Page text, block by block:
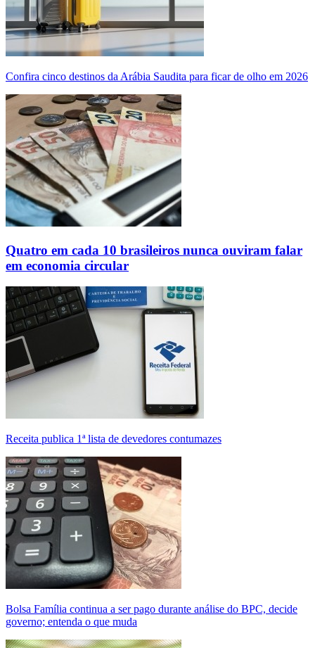
Confira cinco destinos da Arábia Saudita para ficar de olho em 2026
Quatro em cada 10 brasileiros nunca ouviram falar
em economia circular
Receita publica 1ª lista de devedores contumazes
Bolsa Família continua a ser pago durante análise do BPC, decide
governo; entenda o que muda